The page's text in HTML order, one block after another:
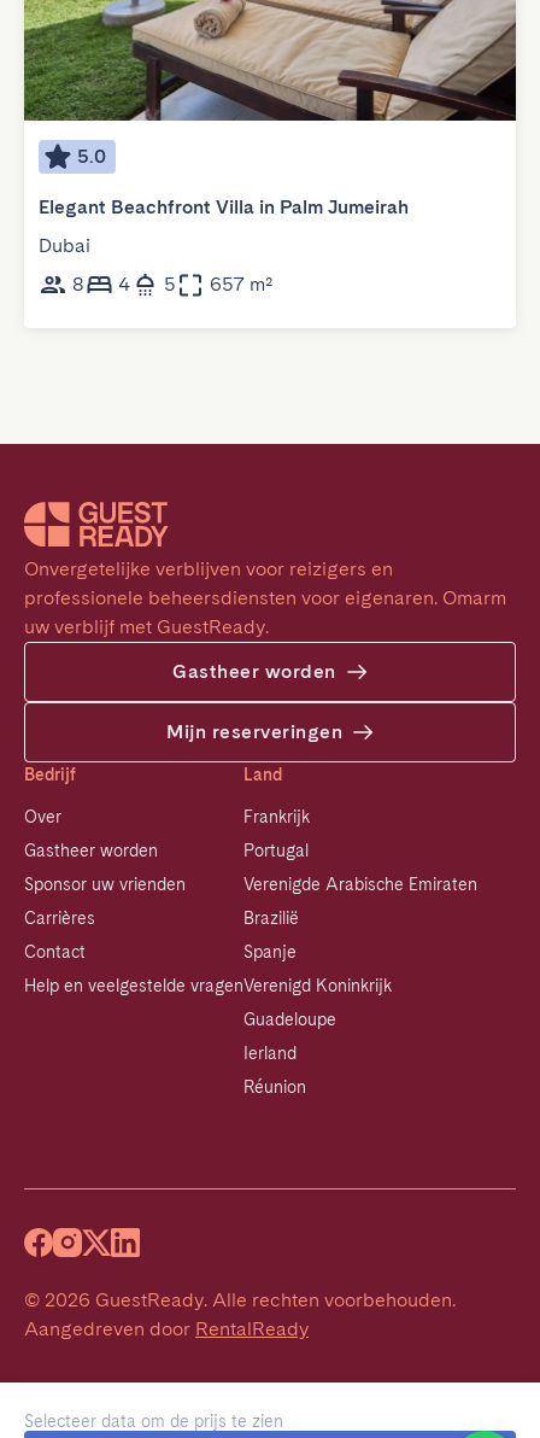
Selecteer data om de prijs te zien
5.0
Elegant Beachfront Villa in Palm Jumeirah
Dubai
8
4 5 657 m²
Onvergetelijke verblijven voor reizigers en
professionele beheersdiensten voor eigenaren. Omarm
uw verblijf met GuestReady.
Gastheer worden
Mijn reserveringen
Bedrijf
Over
Gastheer worden
Sponsor uw vrienden
Carrières
Contact
Help en veelgestelde vragen
Land
Frankrijk
Portugal
Verenigde Arabische Emiraten
Brazilië
Spanje
Verenigd Koninkrijk
Guadeloupe
Ierland
Réunion
© 2026 GuestReady. Alle rechten voorbehouden.
Aangedreven door RentalReady